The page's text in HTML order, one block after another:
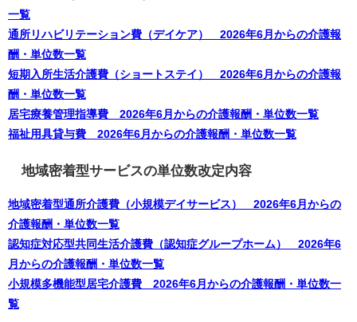
一覧
通所リハビリテーション費（デイケア） 2026年6月からの介護報
酬・単位数一覧
短期入所生活介護費（ショートステイ） 2026年6月からの介護報
酬・単位数一覧
居宅療養管理指導費 2026年6月からの介護報酬・単位数一覧
福祉用具貸与費 2026年6月からの介護報酬・単位数一覧
地域密着型サービスの単位数改定内容
地域密着型通所介護費（小規模デイサービス） 2026年6月からの
介護報酬・単位数一覧
認知症対応型共同生活介護費（認知症グループホーム） 2026年6
月からの介護報酬・単位数一覧
小規模多機能型居宅介護費 2026年6月からの介護報酬・単位数一
覧